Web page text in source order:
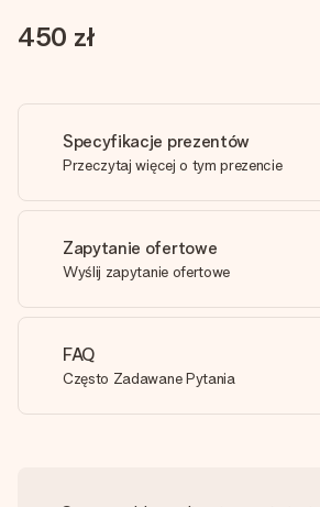
450 zł
Specyfikacje prezentów
Przeczytaj więcej o tym prezencie
Zapytanie ofertowe
Wyślij zapytanie ofertowe
FAQ
Często Zadawane Pytania